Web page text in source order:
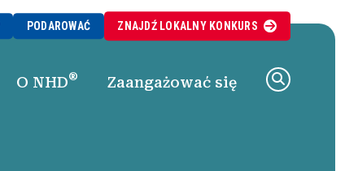
PODAROWAĆ ZNAJDŹ LOKALNYKONKURS
O NHD® Zaangażować się